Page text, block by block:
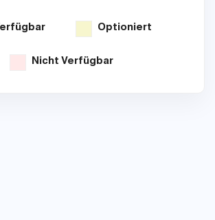
Optioniert
Nicht Verfügbar